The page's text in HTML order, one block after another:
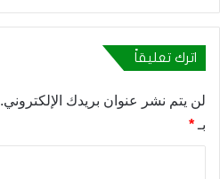
اترك تعليقاً
لن يتم نشر عنوان بريدك الإلكتروني.
بـ *